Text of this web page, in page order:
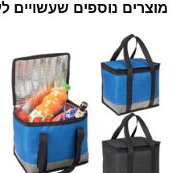
מוצרים נוספים שעשויים